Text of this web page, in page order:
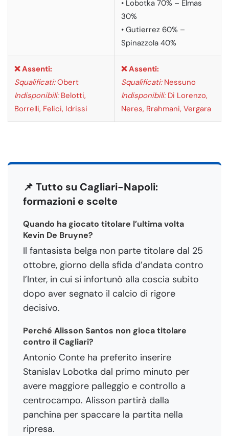
• Lobotka 70% – Elmas
30%
• Gutierrez 60% –
Spinazzola 40%
❌ Assenti:
Squalificati:Obert
Indisponibili:Belotti,
Borrelli, Felici, Idrissi
❌ Assenti:
Squalificati:Nessuno
Indisponibili:Di Lorenzo,
Neres, Rrahmani, Vergara
📌 Tutto su Cagliari-Napoli:
formazioni e scelte
Quando ha giocato titolare l’ultima volta
Kevin De Bruyne?
Il fantasista belga non parte titolare dal 25
ottobre, giorno della sfida d’andata contro
l’Inter, in cui si infortunò alla coscia subito
dopo aver segnato il calcio di rigore
decisivo.
Perché Alisson Santos non gioca titolare
contro il Cagliari?
Antonio Conte ha preferito inserire
Stanislav Lobotka dal primo minuto per
avere maggiore palleggio e controllo a
centrocampo. Alisson partirà dalla
panchina per spaccare la partita nella
ripresa.